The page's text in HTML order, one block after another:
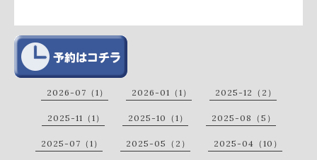
2026-07（1） 2026-01（1） 2025-12（2）
2025-11（1） 2025-10（1） 2025-08（5）
2025-07（1） 2025-05（2） 2025-04（10）